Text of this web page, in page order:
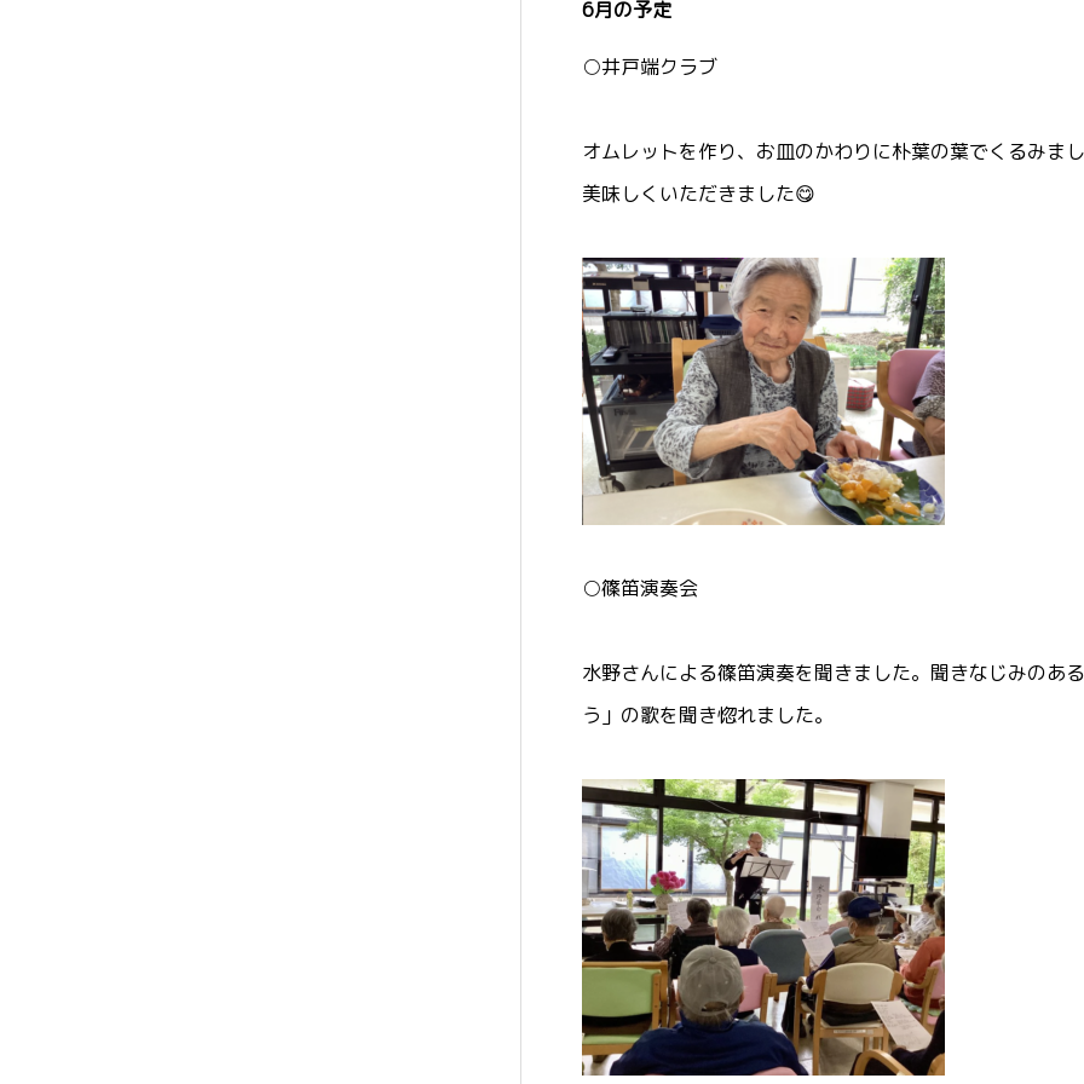
6月の予定
○井戸端クラブ
オムレットを作り、お皿のかわりに朴葉の葉でくるみま
美味しくいただきました😋
○篠笛演奏会
水野さんによる篠笛演奏を聞きました。聞きなじみのあ
う」の歌を聞き惚れました。